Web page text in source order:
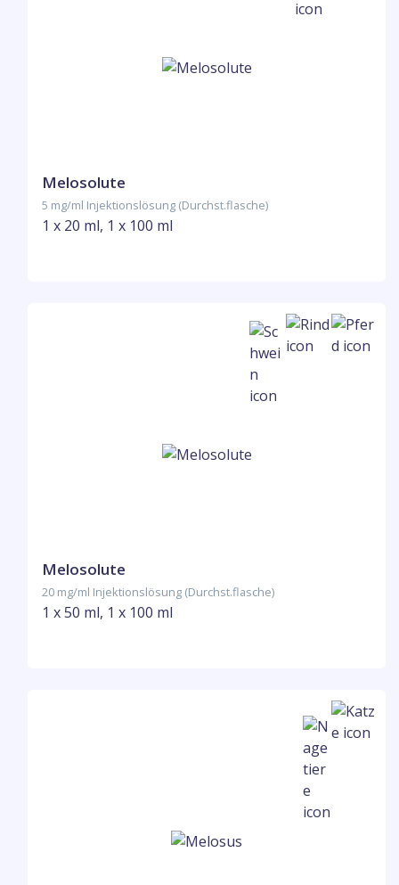
Melosolute
5 mg/ml Injektionslösung (Durchst.flasche)
1 x 20 ml, 1 x 100 ml
Melosolute
20 mg/ml Injektionslösung (Durchst.flasche)
1 x 50 ml, 1 x 100 ml